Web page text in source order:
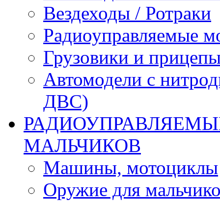
Вездеходы / Ротраки
Радиоуправляемые
Грузовики и
Автомодели с
ДВС)
МАЛЬЧИКОВ
Машины, мотоциклы
Оружие для